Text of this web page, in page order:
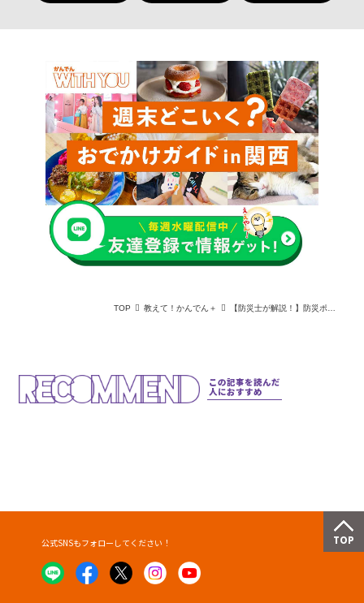
TOP 教えて！かんでん＋ 【防災士が解説！】防災ポーチの中身 おすすめアイテム8選！
この記事を読んだ
人におすすめ
公式SNSもフォローしてください！